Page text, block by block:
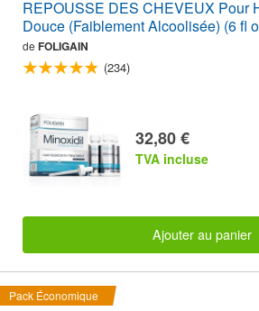
REPOUSSE DES CHEVEUX Pour
Douce (Faiblement Alcoolisée) (6 fl
d'Approvisionnement
de FOLIGAIN
(234)
32,80 €
TVA incluse
Ajouter au panier
Pack Économique